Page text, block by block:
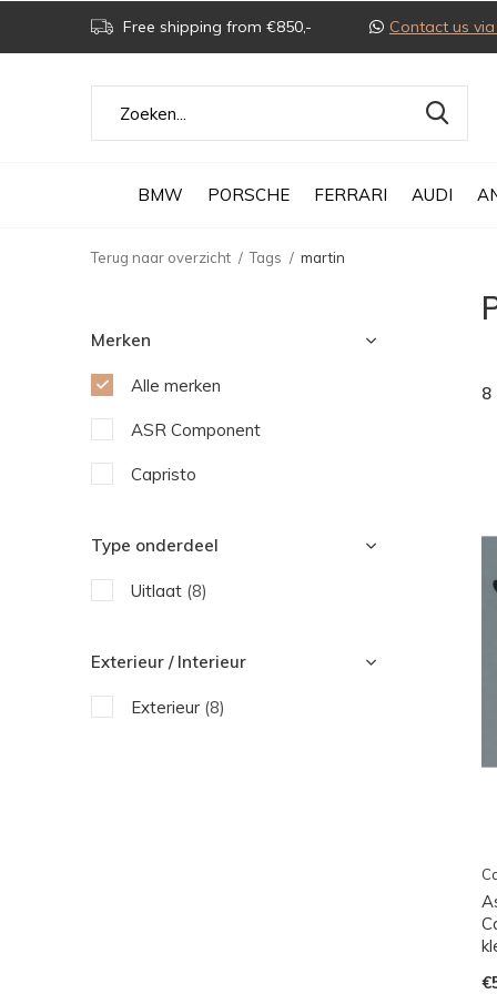
BMW PORSCHE FERRARI AUDI
Free shipping from €850,- Contact us
Terug naar overzicht Tags martin
8
Merken
Alle merken
ASR Component
Capristo
Type onderdeel
Uitlaat (8)
Exterieur / Interieur
Exterieur (8)